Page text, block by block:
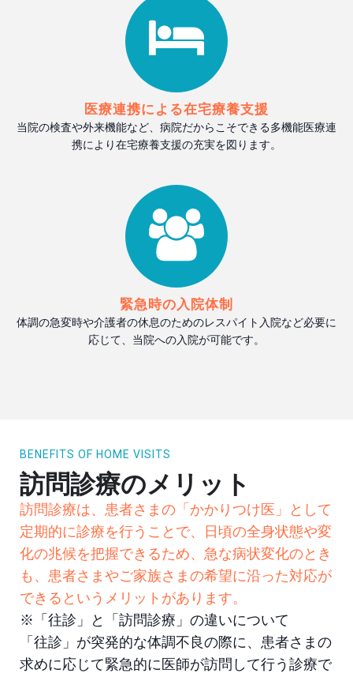
医療連携による在宅療養支援
当院の検査や外来機能など、病院だからこそできる多機能医療連
携により在宅療養支援の充実を図ります。
緊急時の入院体制
体調の急変時や介護者の休息のためのレスパイト入院など必要に
応じて、当院への入院が可能です。
BENEFITS OF HOME VISITS
訪問診療のメリット
訪問診療は、患者さまの「かかりつけ医」として
定期的に診療を行うことで、日頃の全身状態や変
化の兆候を把握できるため、急な病状変化のとき
も、患者さまやご家族さまの希望に沿った対応が
できるというメリットがあります。
※「往診」と「訪問診療」の違いについて
「往診」が突発的な体調不良の際に、患者さまの
求めに応じて緊急的に医師が訪問して行う診療で